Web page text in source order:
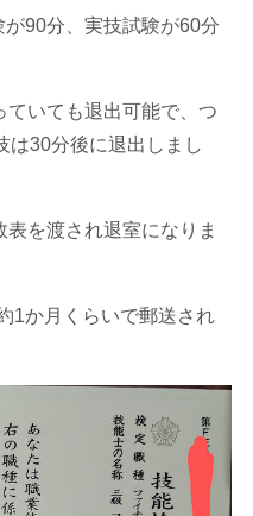
90分、実技試験が60分
いても退出可能で、つ
は30分後に退出しまし
を渡され退室になりま
1か月くらいで郵送され